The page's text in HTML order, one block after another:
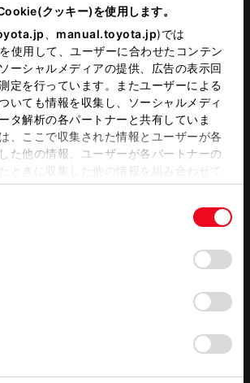
クッキー)を使用します。
manual.toyota.jp)では
使用して、ユーザーに合わせたコンテン
ーシャルメディアの提供、広告の表示回
定を行っています。またユーザーによる
いても情報を収集し、ソーシャルメディ
タ解析の各パートナーと共有していま
、ここで収集された情報とユーザーが各
た他の情報、ユーザーが各パートナーの
ときに収集した他の情報を組み合わせて
ます。当ウェブサイトの使用を続行する
Cookie(クッキー)が保存されることに同
す。Cookie(クッキー)のオプトアウト、
撤回したりするにあたっては、当社の
）情報の取り扱いについて
」をご覧くだ
ー